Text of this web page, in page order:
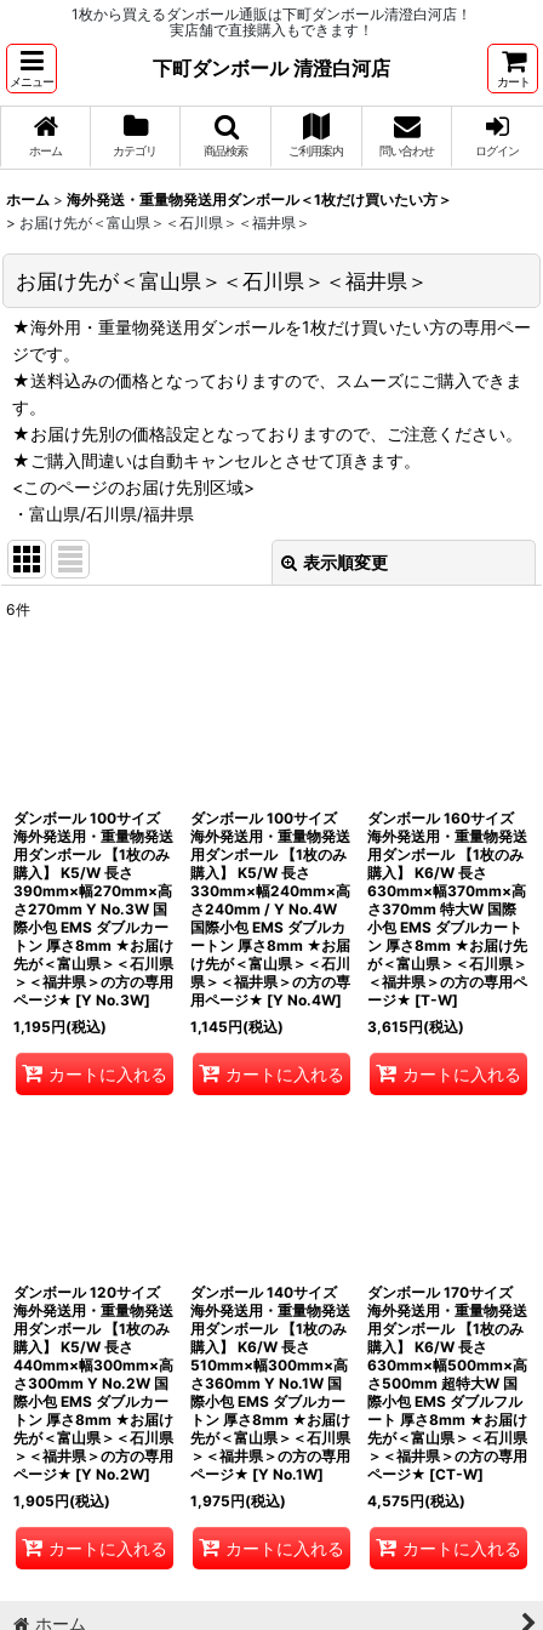
1枚から買えるダンボール通販は下町ダンボール清澄白河店！
実店舗で直接購入もできます！
メニュー
下町ダンボール 清澄白河店
カート
ホーム カテゴリ 商品検索 ご利用案内 問い合わせ ログイン
ホーム > 海外発送・重量物発送用ダンボール＜1枚だけ買いたい方＞
> お届け先が＜富山県＞＜石川県＞＜福井県＞
お届け先が＜富山県＞＜石川県＞＜福井県＞
★海外用・重量物発送用ダンボールを1枚だけ買いたい方の専用ペー
ジです。
★送料込みの価格となっておりますので、スムーズにご購入できま
す。
★お届け先別の価格設定となっておりますので、ご注意ください。
★ご購入間違いは自動キャンセルとさせて頂きます。
<このページのお届け先別区域>
・富山県/石川県/福井県
表示順変更
6件
ダンボール 100サイズ
海外発送用・重量物発送
用ダンボール 【1枚のみ
購入】 K5/W 長さ
390mm×幅270mm×高
さ270mm Y No.3W 国
際小包 EMS ダブルカー
トン 厚さ8mm ★お届け
先が＜富山県＞＜石川県
＞＜福井県＞の方の専用
ページ★ [Y No.3W]
1,195円(税込)
カートに入れる
ダンボール 100サイズ
海外発送用・重量物発送
用ダンボール 【1枚のみ
購入】 K5/W 長さ
330mm×幅240mm×高
さ240mm / Y No.4W
国際小包 EMS ダブルカ
ートン 厚さ8mm ★お届
け先が＜富山県＞＜石川
県＞＜福井県＞の方の専
用ページ★ [Y No.4W]
1,145円(税込)
カートに入れる
ダンボール 160サイズ
海外発送用・重量物発送
用ダンボール 【1枚のみ
購入】 K6/W 長さ
630mm×幅370mm×高
さ370mm 特大W 国際
小包 EMS ダブルカート
ン 厚さ8mm ★お届け先
が＜富山県＞＜石川県＞
＜福井県＞の方の専用ペ
ージ★ [T-W]
3,615円(税込)
カートに入れる
ダンボール 120サイズ
海外発送用・重量物発送
用ダンボール 【1枚のみ
購入】 K5/W 長さ
440mm×幅300mm×高
さ300mm Y No.2W 国
際小包 EMS ダブルカー
トン 厚さ8mm ★お届け
先が＜富山県＞＜石川県
＞＜福井県＞の方の専用
ページ★ [Y No.2W]
1,905円(税込)
カートに入れる
ダンボール 140サイズ
海外発送用・重量物発送
用ダンボール 【1枚のみ
購入】 K6/W 長さ
510mm×幅300mm×高
さ360mm Y No.1W 国
際小包 EMS ダブルカー
トン 厚さ8mm ★お届け
先が＜富山県＞＜石川県
＞＜福井県＞の方の専用
ページ★ [Y No.1W]
1,975円(税込)
カートに入れる
ダンボール 170サイズ
海外発送用・重量物発送
用ダンボール 【1枚のみ
購入】 K6/W 長さ
630mm×幅500mm×高
さ500mm 超特大W 国
際小包 EMS ダブルフル
ート 厚さ8mm ★お届け
先が＜富山県＞＜石川県
＞＜福井県＞の方の専用
ページ★ [CT-W]
4,575円(税込)
カートに入れる
ホーム